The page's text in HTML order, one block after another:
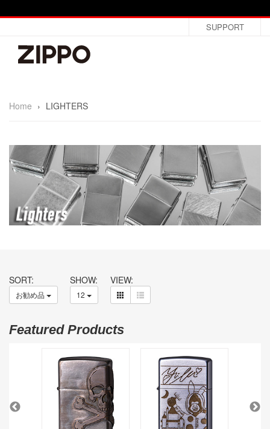
SUPPORT
Home › LIGHTERS
SORT:
お勧め品
SHOW:
12
VIEW:
Featured Products